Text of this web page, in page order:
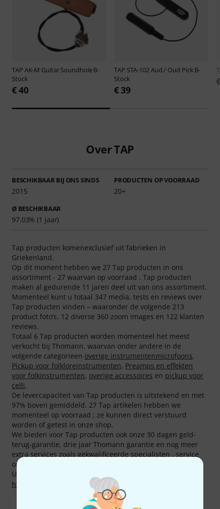
TAP AK-M Guitar Soundhole B-
Stock
€ 40
TAP STA-102 Aud / Oud Pick B-
Stock
€ 39
Over TAP
BESCHIKBAAR BIJ ONS SINDS
2015
PRODUCTEN OP VOORRAAD
20+
Ø BESCHIKBAAR
97.03% (1 jaar)
Tap producten komenexclusief uit fabrieken in
Griekenland.
Op dit moment hebben we 27 Tap producten in ons
assortiment - 27 waarvan op voorraad . Tap producten
maken al gedurende 11 jaren deel uit van ons assortiment.
Momenteel kunt u totaal 347 media, tests en reviews over
Tap producten vinden – waaronder de volgende 213
product foto’s, 12 diverse 360 zoom images en 122 klanten
reviews.
Totaal 6 Tap producten worden momenteel het meest
verkocht bij Thomann, waarvan onder andere in de
volgende categorieen overige instrumentenmicrofoons,
Pickup voor folkloreinstrumenten, Preamps en effekten
voor folkinstrumenten, overige accessoires en pickup voor
celli.
De levercapaciteit van Tap producten is uitstekend en met
97% boven gemiddeld. 27 Tap artikelen hebben we
momenteel op voorraad ; ze kunnen direct verstuurd
worden of getest in onze shop.
We bieden voor Tap producten ook onze 30 dagen geld-
terug-garantie, drie jaar Thomann garantie en nog meer
extra services zoals gekwalificeerde specialisten , service
on site etc.
U kunt meer informatie over de fabrikant vinden op
http://www.tap.com.gr